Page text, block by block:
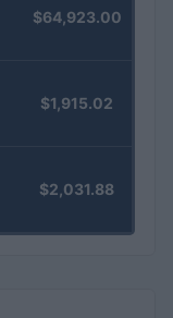
$64,923.00
$1,915.02
$2,031.88